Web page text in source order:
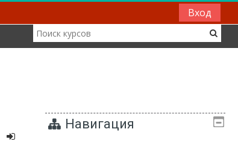
Вход
Навигация